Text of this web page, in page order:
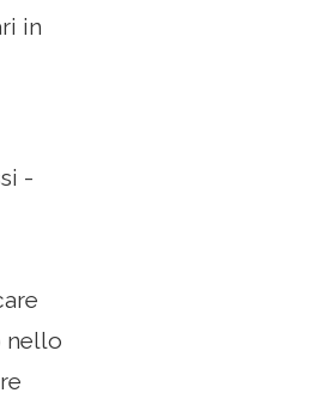
in
-
nello